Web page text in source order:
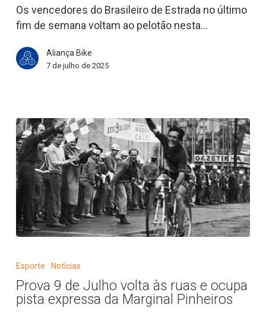
de
Julho’
Os vencedores do Brasileiro de Estrada no último
fim de semana voltam ao pelotão nesta…
Aliança Bike
7 de julho de 2025
de
Julho
volta
Esporte Notícias
Prova 9 de Julho volta às ruas e ocupa
pista expressa da Marginal Pinheiros